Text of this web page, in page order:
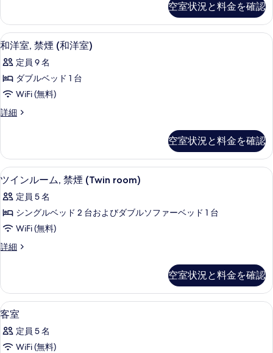
写
真
を
表
示
す
る
詳
細
空室状況と料金を確認
和
洋
室,
禁
(和
室)
の
す
べ
て
の
写
表
示
す
る
5
和洋室, 禁煙 (和洋室)
定員 9 名
ダブルベッド 1 台
WiFi (無料)
詳細
和
煙
(和
洋
の
詳
空室状況と料金を確認
ツ
イ
ン
ル
ム,
煙
(Twin
room)
の
す
6
ツインルーム, 禁煙 (Twin room)
定員 5 名
シングルベッド 2 台およびダブルソファーベッド 1 台
WiFi (無料)
詳細
ツ
ー
ム,
禁
(Twin
room)
空室状況と料金を確認
客
室
の
1
客室
定員 5 名
WiFi (無料)